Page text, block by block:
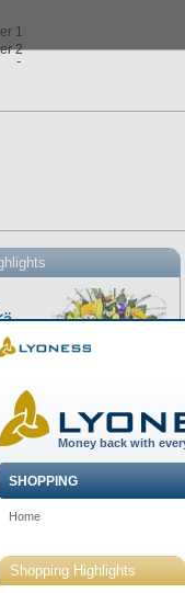
10,00%
bei jedem Einkauf -
International
Top Jobs